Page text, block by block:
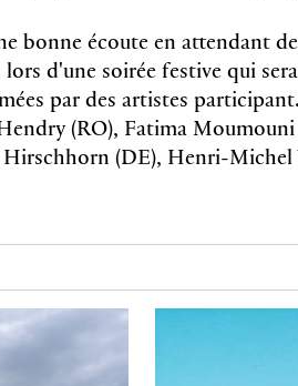
bonne écoute en attendant
lors d'une soirée festive qui
par des artistes
(RO), Fatima
(DE), Henri-Michel